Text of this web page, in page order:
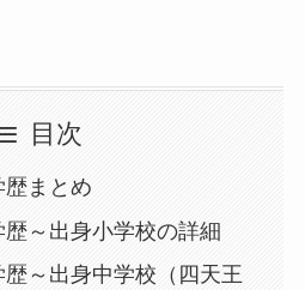
目次
まとめ
～出身小学校の詳細
～出身中学校（四天王